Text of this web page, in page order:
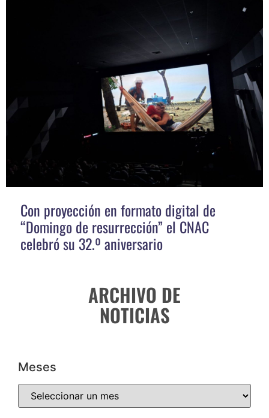
Con proyección en formato digital de
“Domingo de resurrección” el CNAC
celebró su 32.º aniversario
ARCHIVO DE
NOTICIAS
Meses